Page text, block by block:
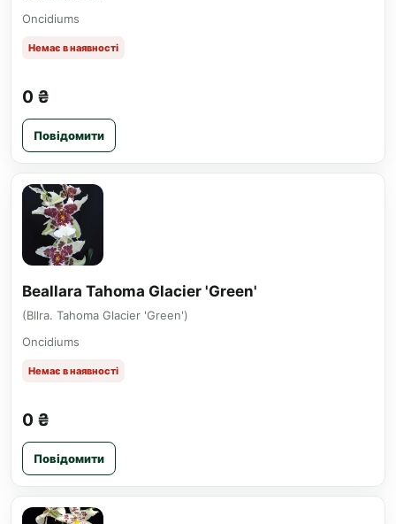
Oncidiums
Немає в наявності
0 ₴
Повідомити
Beallara Tahoma Glacier 'Green'
(Bllra. Tahoma Glacier 'Green')
Oncidiums
Немає в наявності
0 ₴
Повідомити